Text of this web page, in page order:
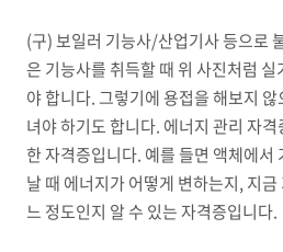
(구) 보일러 기능사/산업기사 등으로
은 기능사를 취득할 때 위 사진처럼
야 합니다. 그렇기에 용접을 해보지
녀야 하기도 합니다. 에너지 관리 자
한 자격증입니다. 예를 들면 액체에서
날 때 에너지가 어떻게 변하는지, 지
느 정도인지 알 수 있는 자격증입니다.